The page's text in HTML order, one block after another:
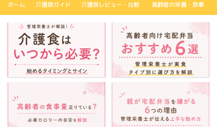
ホーム 介護食ガイド 介護食レビュー・比較 高齢者の栄養・食事